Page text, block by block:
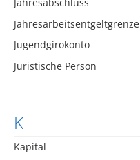
Jahresabschluss
Jahresarbeitsentgeltgrenze
Jugendgirokonto
Juristische Person
K
Kapital